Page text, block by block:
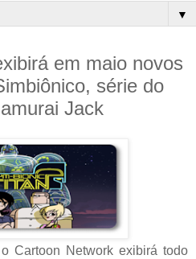
▼
em maio novos
série do
Jack
Cartoon Network exibirá todo